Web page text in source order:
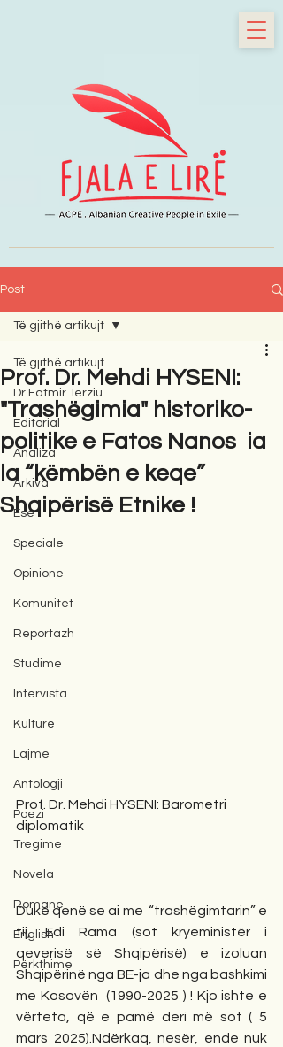
Post
Të gjithë artikujt
Dr Fatmir Terziu
Editorial
Analiza
Arkiva
Ese
Speciale
Opinione
Komunitet
Reportazh
Studime
Intervista
Kulturë
Lajme
Antologji
Poezi
Tregime
Novela
Romane
English
Përkthime
Të gjithë artikujt
Prof. Dr. Mehdi HYSENI:
"Trashëgimia" historiko-
politike e Fatos Nanos ia
la “këmbën e keqe”
Shqipërisë Etnike !
Prof. Dr. Mehdi HYSENI: Barometri
diplomatik
Duke qenë se ai me  “trashëgimtarin” e
tij, Edi Rama (sot kryeministër i
qeverisë së Shqipërisë) e izoluan
Shqipërinë nga BE-ja dhe nga bashkimi
me Kosovën  (1990-2025 ) ! Kjo ishte e
vërteta, që e pamë deri më sot ( 5
mars 2025).Ndërkaq, nesër, ende nuk